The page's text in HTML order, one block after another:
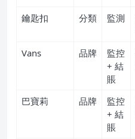
鑰匙扣 分類 監測
Vans 品牌
監控
+ 結
賬
巴寶莉 品牌
監控
+ 結
賬